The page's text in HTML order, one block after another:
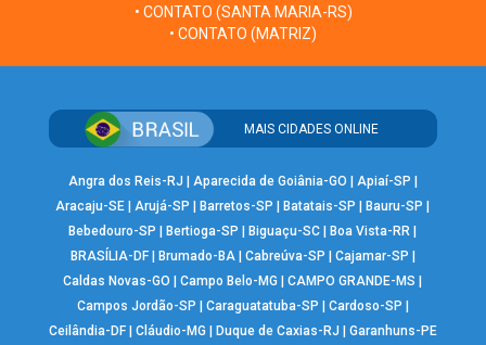
• CONTATO (SANTA MARIA-RS)
• CONTATO (MATRIZ)
MAIS CIDADES ONLINE
Angra dos Reis-RJ Aparecida de Goiânia-GO Apiaí-SP
Aracaju-SE |Arujá-SP Barretos-SP Batatais-SP Bauru-SP
Bebedouro-SP
Bertioga-SP Biguaçu-SC Boa Vista-RR
BRASÍLIA-DF| Brumado-BA| Cabreúva-SP Cajamar-SP
Caldas Novas-GO
|Campo Belo-MG |CAMPO GRANDE-MS
Campos Jordão-SP
Caraguatatuba-SP Cardoso-SP
Ceilândia-DF| Cláudio-MG Duque de Caxias-RJ
Garanhuns-PE